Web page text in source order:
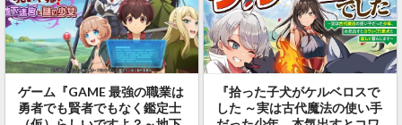
ゲーム『GAME 最強の職業は
勇者でも賢者でもなく鑑定士
『拾った子犬がケルベロスで
した ～実は古代魔法の使い手